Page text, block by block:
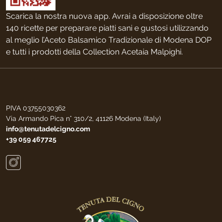
Scarica la nostra nuova app. Avrai a disposizione oltre
140 ricette per preparare piatti sani e gustosi utilizzando
al meglio l’Aceto Balsamico Tradizionale di Modena DOP
e tutti i prodotti della Collection Acetaia Malpighi.
PIVA 03755030362
Via Armando Pica n° 310/2, 41126 Modena (Italy)
info@tenutadelcigno.com
+39 059 467725